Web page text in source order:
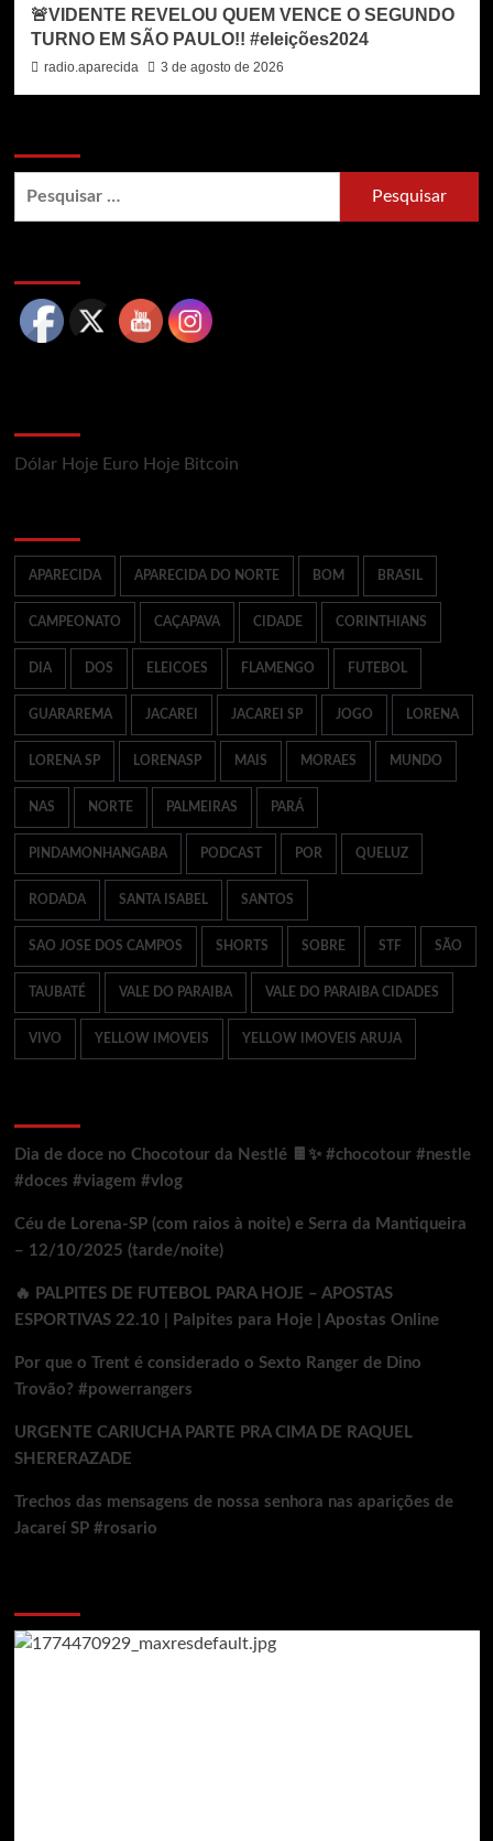
🚨VIDENTE REVELOU QUEM VENCE O SEGUNDO
TURNO EM SÃO PAULO!! #eleições2024
radio.aparecida 3 de agosto de 2026
Dólar Hoje Euro Hoje Bitcoin
APARECIDA APARECIDA DO NORTE BOM BRASIL
CAMPEONATO CAÇAPAVA CIDADE CORINTHIANS
DIA DOS ELEICOES FLAMENGO FUTEBOL
GUARAREMA JACAREI JACAREI SP JOGO LORENA
LORENA SP LORENASP MAIS MORAES MUNDO
NAS NORTE PALMEIRAS PARÁ
PINDAMONHANGABA PODCAST POR QUELUZ
RODADA SANTA ISABEL SANTOS
SAO JOSE DOS CAMPOS SHORTS SOBRE STF SÃO
TAUBATÉ VALE DO PARAIBA VALE DO PARAIBA CIDADES
VIVO YELLOW IMOVEIS YELLOW IMOVEIS ARUJA
Dia de doce no Chocotour da Nestlé 🍫✨ #chocotour #nestle
#doces #viagem #vlog
Céu de Lorena-SP (com raios à noite) e Serra da Mantiqueira
– 12/10/2025 (tarde/noite)
🔥 PALPITES DE FUTEBOL PARA HOJE – APOSTAS
ESPORTIVAS 22.10 | Palpites para Hoje | Apostas Online
Por que o Trent é considerado o Sexto Ranger de Dino
Trovão? #powerrangers
URGENTE CARIUCHA PARTE PRA CIMA DE RAQUEL
SHERERAZADE
Trechos das mensagens de nossa senhora nas aparições de
Jacareí SP #rosario